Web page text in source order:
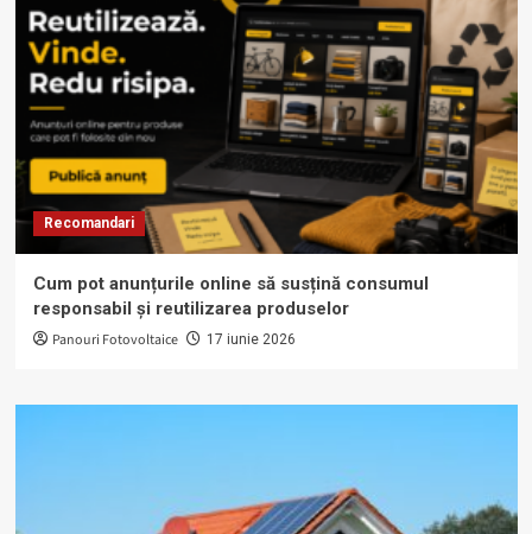
Recomandari
Cum pot anunțurile online să susțină consumul
responsabil și reutilizarea produselor
Panouri Fotovoltaice 17 iunie 2026